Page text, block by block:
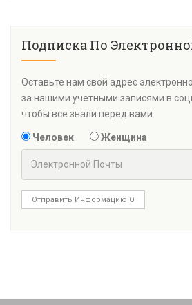
Подписка По
Оставьте нам свой адрес
за нашими учетными записями в
чтобы все знали перед вами.
Человек Женщина
Отправить Информацию О